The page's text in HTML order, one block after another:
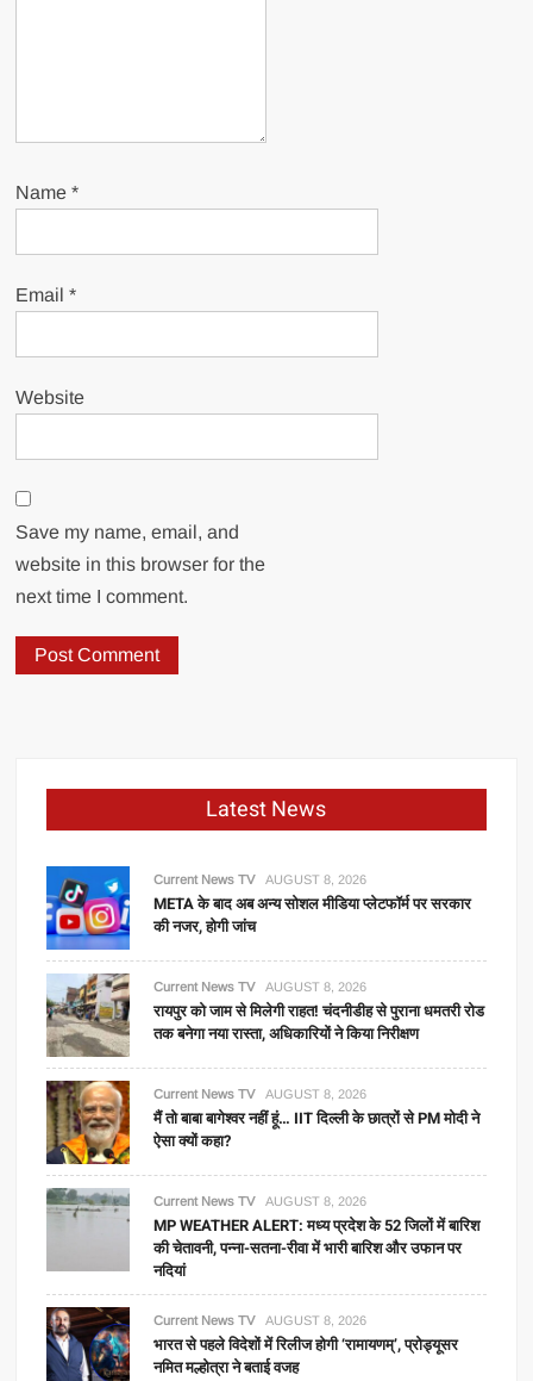
Name*
Email*
Website
Save my name, email, and
website in this browser for the
next time I comment.
Latest News
Current News TV AUGUST 8, 2026
META के बाद अब अन्य सोशल मीडिया प्लेटफॉर्म पर सरकार
की नजर, होगी जांच
Current News TV AUGUST 8, 2026
रायपुर को जाम से मिलेगी राहत! चंदनीडीह से पुराना धमतरी रोड
तक बनेगा नया रास्ता, अधिकारियों ने किया निरीक्षण
Current News TV AUGUST 8, 2026
मैं तो बाबा बागेश्वर नहीं हूं… IIT दिल्ली के छात्रों से PM मोदी ने
ऐसा क्यों कहा?
Current News TV AUGUST 8, 2026
MP WEATHER ALERT: मध्य प्रदेश के 52 जिलों में बारिश
की चेतावनी, पन्ना-सतना-रीवा में भारी बारिश और उफान पर
नदियां
Current News TV AUGUST 8, 2026
भारत से पहले विदेशों में रिलीज होगी ‘रामायणम्’, प्रोड्यूसर
नमित मल्होत्रा ने बताई वजह